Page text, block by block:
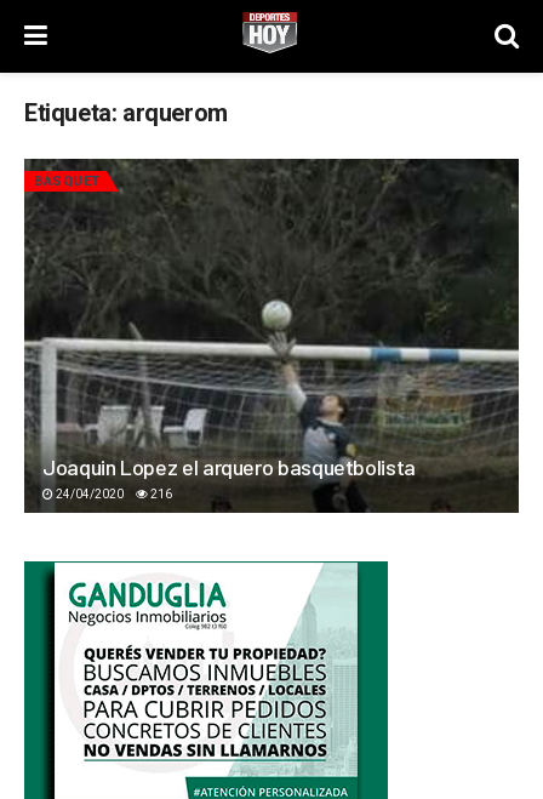
Etiqueta: arquerom
BÁSQUET
Joaquin Lopez el arquero basquetbolista
24/04/2020 216